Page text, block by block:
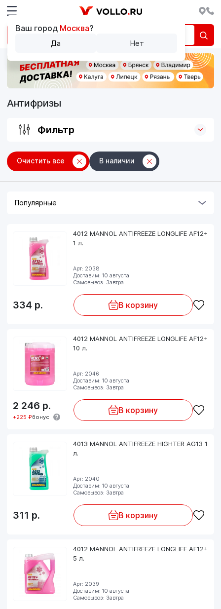
Антифризы
Фильтр
Очистить все В наличии
4012 MANNOL ANTIFREEZE LONGLIFE AF12+
1 л.
Арт: 2038
Доставим: 10 августа
Самовывоз: Завтра
334 р. В корзину
4012 MANNOL ANTIFREEZE LONGLIFE AF12+
10 л.
Арт: 2046
Доставим: 10 августа
Самовывоз: Завтра
2 246 р.
+225 ₽бонус
В корзину
4013 MANNOL ANTIFREEZE HIGHTER AG13 1
л.
Арт: 2040
Доставим: 10 августа
Самовывоз: Завтра
311 р. В корзину
4012 MANNOL ANTIFREEZE LONGLIFE AF12+
5 л.
Арт: 2039
Доставим: 10 августа
Самовывоз: Завтра
Ваш город Москва?
Да Нет